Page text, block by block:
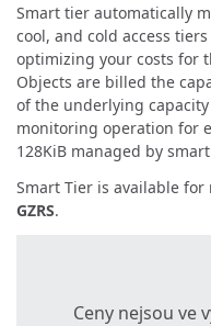
Smart tier automatically
cool, and cold access
optimizing your costs for
Objects are billed the
of the underlying
monitoring operation for
128KiB managed by
Smart Tier is available for
GZRS.
Ceny nejsou ve